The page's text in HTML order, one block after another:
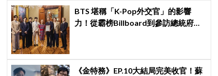
BTS 堪稱「K-Pop外交官」的影響
力！從霸榜Billboard到參訪總統府，
《金特務》EP.10大結局完美收官！蘇